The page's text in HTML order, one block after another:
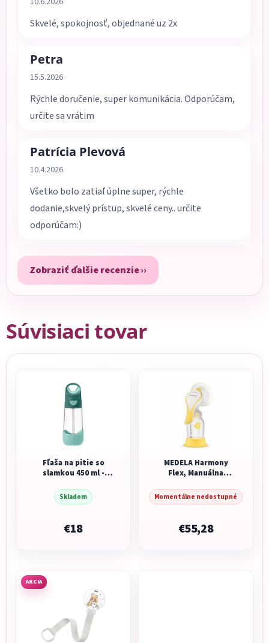
Skvelé, spokojnosť, objednané uz 2x
Petra
Hodnotenie obchodu je 5 z 5 hviezdičiek.
15.5.2026
Rýchle doručenie, super komunikácia. Odporúčam,
určite sa vrátim
Patrícia Plevová
Hodnotenie obchodu je 5 z 5 hviezdičiek.
10.4.2026
Všetko bolo zatiaľ úplne super, rýchle
dodanie,skvelý prístup, skvelé ceny.. určite
odporúčam:)
Zobraziť ďalšie recenzie
Súvisiaci tovar
Fľaša na pitie so
slamkou 450 ml -
Skladom
€18
MEDELA Harmony
Flex, Manuálna
odsávačka mlieka
Momentálne nedostupné
€55,28
AKCIA